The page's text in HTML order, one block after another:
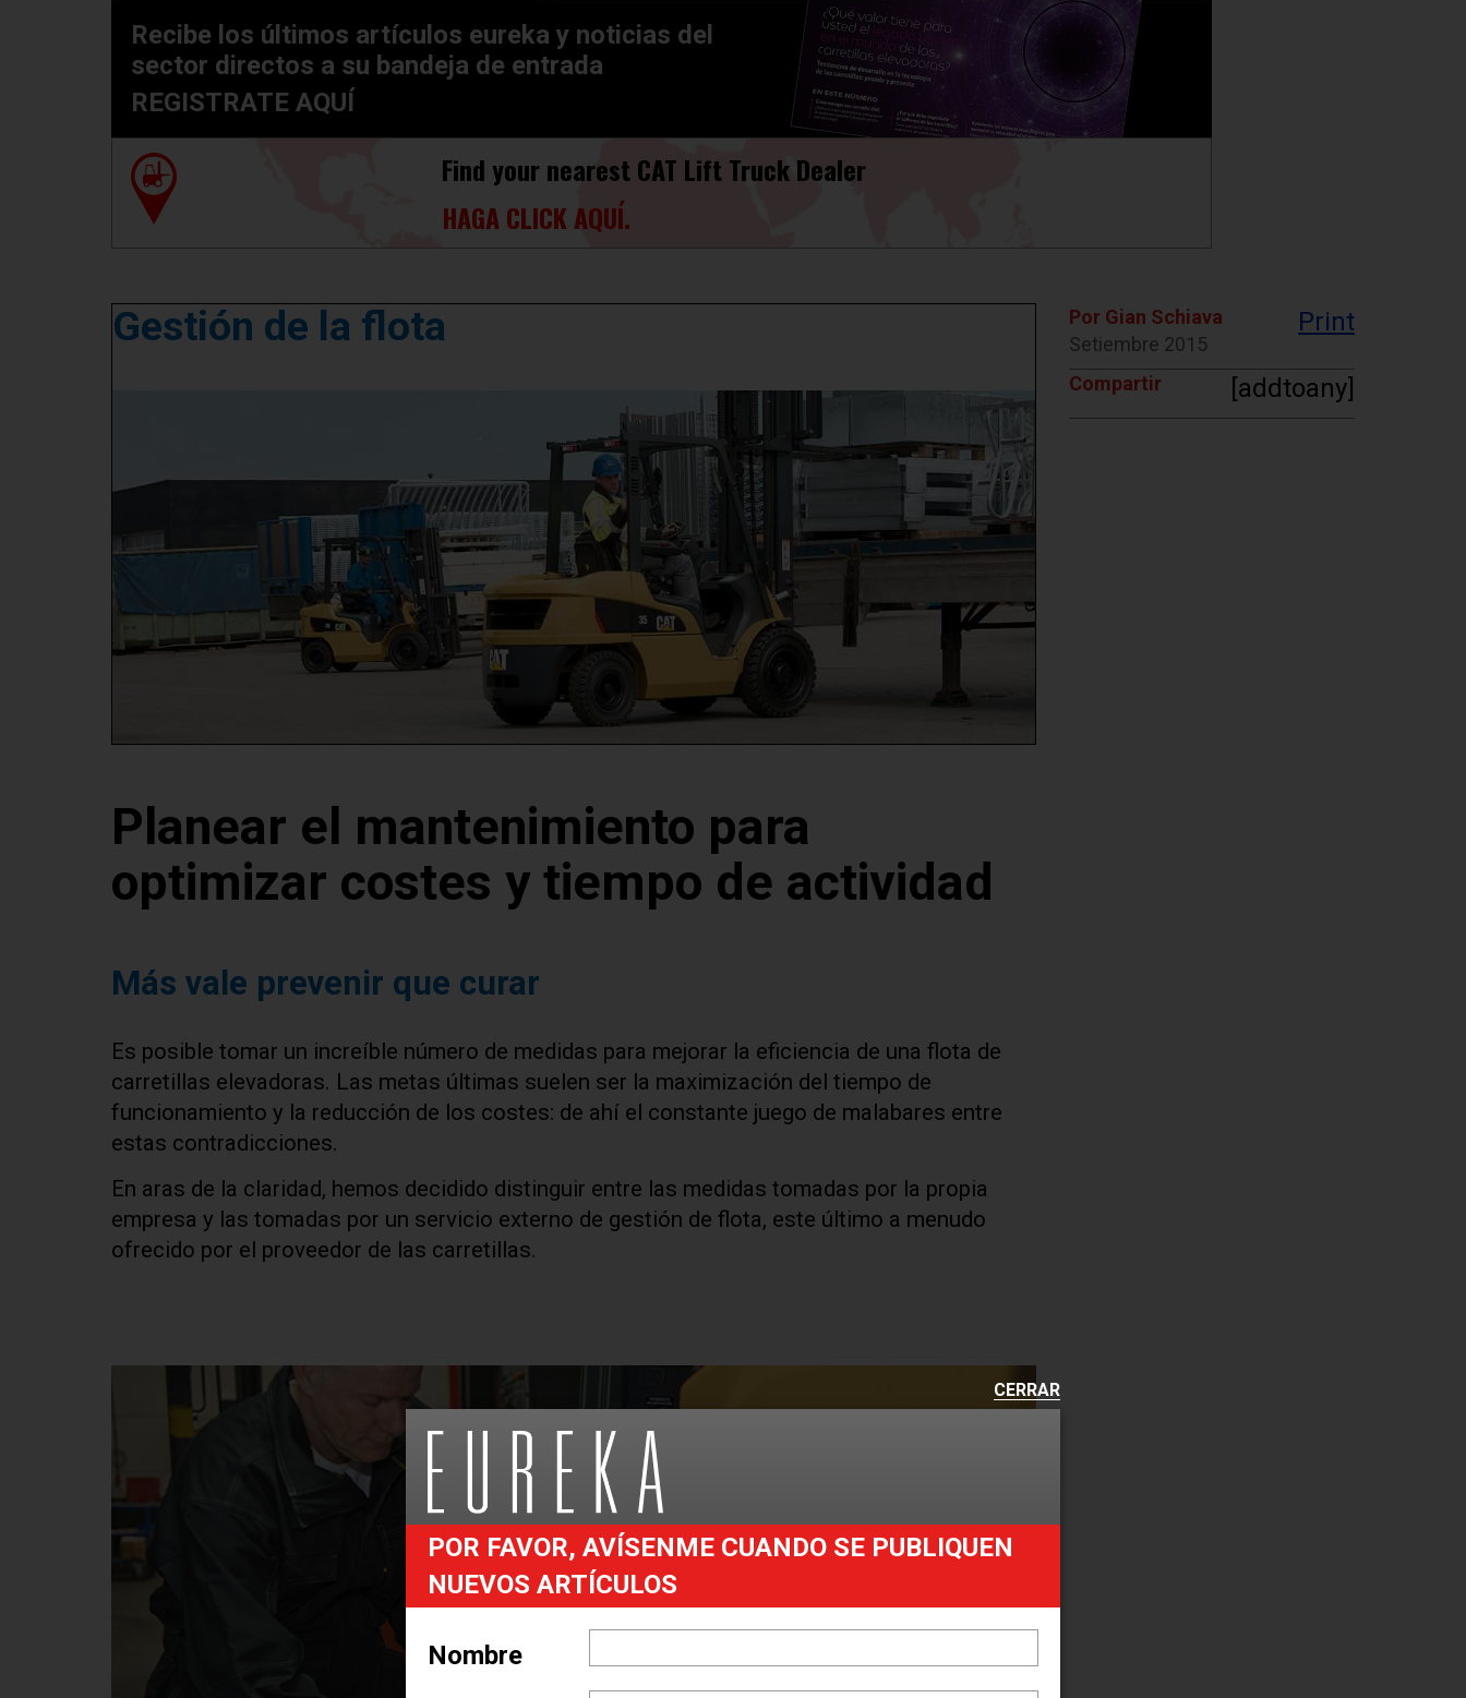
Recibe los últimos artículos eureka y noticias del
sector directos a su bandeja de entrada
REGISTRATE AQUÍ
Find your nearest CAT Lift Truck Dealer
HAGA CLICK AQUÍ.
Gestión de la flota
Por Gian Schiava
Setiembre 2015
Print
Compartir [addtoany]
Planear el mantenimiento para
optimizar costes y tiempo de actividad
Más vale prevenir que curar
Es posible tomar un increíble número de medidas para mejorar la eficiencia de una flota de
carretillas elevadoras. Las metas últimas suelen ser la maximización del tiempo de
funcionamiento y la reducción de los costes: de ahí el constante juego de malabares entre
estas contradicciones.
En aras de la claridad, hemos decidido distinguir entre las medidas tomadas por la propia
empresa y las tomadas por un servicio externo de gestión de flota, este último a menudo
ofrecido por el proveedor de las carretillas.
CERRAR
POR FAVOR, AVÍSENME CUANDO SE PUBLIQUEN
NUEVOS ARTÍCULOS
Nombre